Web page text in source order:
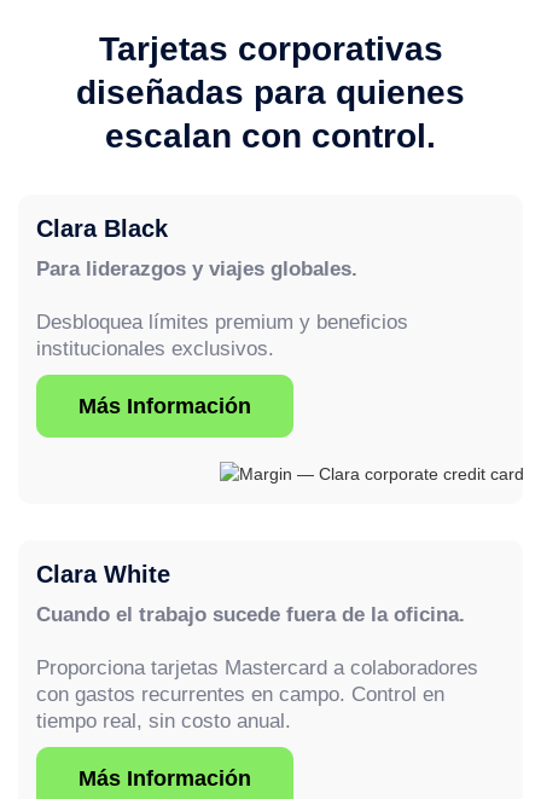
Tarjetas corporativas
diseñadas para quienes
escalan con control.
Clara Black
Para liderazgos y viajes globales.
Desbloquea límites premium y beneficios
institucionales exclusivos.
Más Información
Clara White
Cuando el trabajo sucede fuera de la oficina.
Proporciona tarjetas Mastercard a colaboradores
con gastos recurrentes en campo. Control en
tiempo real, sin costo anual.
Más Información